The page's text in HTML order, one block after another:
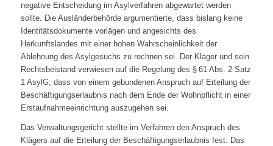
negative Entscheidung im Asylverfahren abgewartet werden
sollte. Die Ausländerbehörde argumentierte, dass bislang keine
Identitätsdokumente vorlägen und angesichts des
Herkunftslandes mit einer hohen Wahrscheinlichkeit der
Ablehnung des Asylgesuchs zu rechnen sei. Der Kläger und sein
Rechtsbeistand verwiesen auf die Regelung des § 61 Abs. 2 Satz
1 AsylG, dass von einem gebundenen Anspruch auf Erteilung der
Beschäftigungserlaubnis nach dem Ende der Wohnpflicht in einer
Erstaufnahmeeinrichtung auszugehen sei.
Das Verwaltungsgericht stellte im Verfahren den Anspruch des
Klägers auf die Erteilung der Beschäftigungserlaubnis fest. Das